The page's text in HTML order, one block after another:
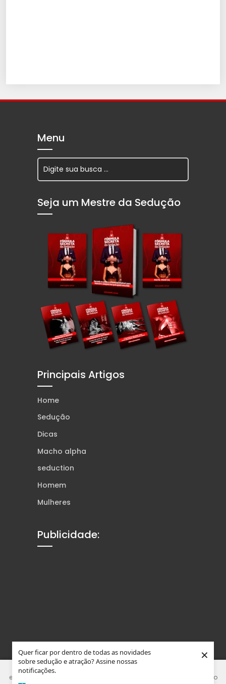
Quer ficar por dentro de todas as novidades
sobre sedução e atração? Assine nossas
notificações.
×
Menu
Seja um Mestre da Sedução
Principais Artigos
Home
Sedução
Dicas
Macho alpha
seduction
Homem
Mulheres
Publicidade:
Este site usa Cookies e tecnologias similares para melhorar sua
experiência. Ao usar nosso site, você concorda que está de acordo